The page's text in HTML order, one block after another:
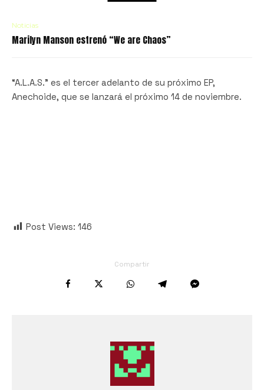
Noticias
Marilyn Manson estrenó “We are Chaos”
“A.L.A.S.” es el tercer adelanto de su próximo EP,
Anechoide, que se lanzará el próximo 14 de noviembre.
Post Views: 146
Compartir